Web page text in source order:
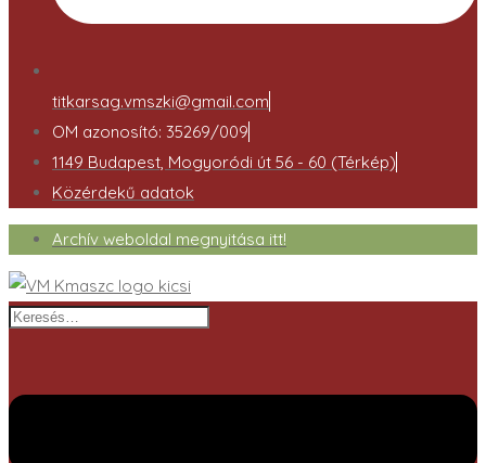
titkarsag.vmszki@gmail.com
OM azonosító: 35269/009
1149 Budapest, Mogyoródi út 56 - 60 (Térkép)
Közérdekű adatok
Archív weboldal megnyitása itt!
Keresés…